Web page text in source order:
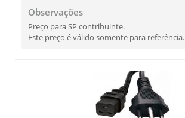
Observações
Preço para SP contribuinte.
Este preço é válido somente para referência.